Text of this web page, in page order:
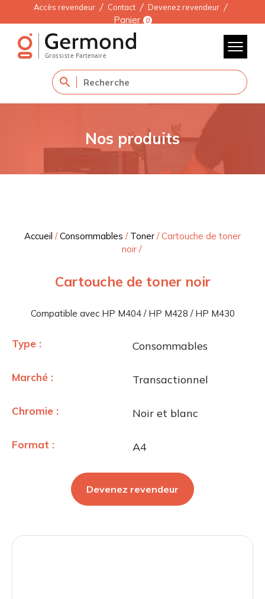
Accès revendeur Contact Devenez revendeur
Panier 0
Nos produits
Accueil /Consommables / Toner /Cartouche de toner
noir/
Cartouche de toner noir
Compatible avec HP M404 / HP M428 / HP M430
Type : Consommables
Marché : Transactionnel
Chromie : Noir et blanc
Format : A4
Devenez revendeur